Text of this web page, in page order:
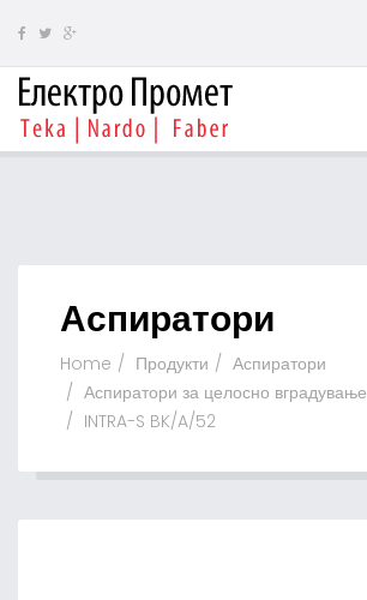
Аспиратори
Home Продукти
Аспиратори
Аспиратори за целосно вградување
INTRA-S BK/A/52